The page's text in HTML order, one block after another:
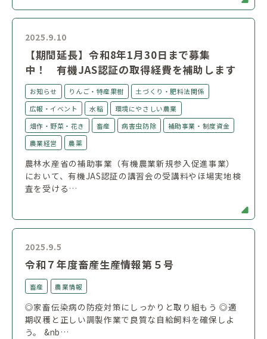
2025.9.10
【期間延長】令和8年1月30日まで募集
中！ 有機JAS認証の取得経費を補助します
お知らせ りんご・特産果樹
土づくり・肥料法関係
広報・イベント
水稲
環境にやさしい農業
畑作・野菜・花き
畜産 病害虫防除
補助事業・制度資金
農業経営
農薬
農林水産省の補助事業（有機農業新規参入促進事業）
において、有機JAS認証の講習会の受講料やほ場実地検
査を受ける…
2025.9.5
令和７年度畜産生産情報第５号
畜産 農業情報
◎家畜伝染病の防疫対策にしっかりと取り組もう ◎適
期収穫と正しい調製作業で良質な自給飼料を確保しよ
う。 &nb…